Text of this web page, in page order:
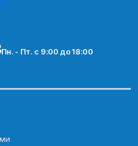
Пн. - Пт. с 9:00 до 18:00